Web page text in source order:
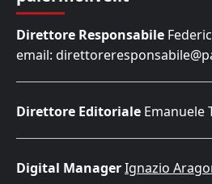
Direttore Responsabile
email:
Direttore Editoriale Emanuele
Digital ManagerIgnazio